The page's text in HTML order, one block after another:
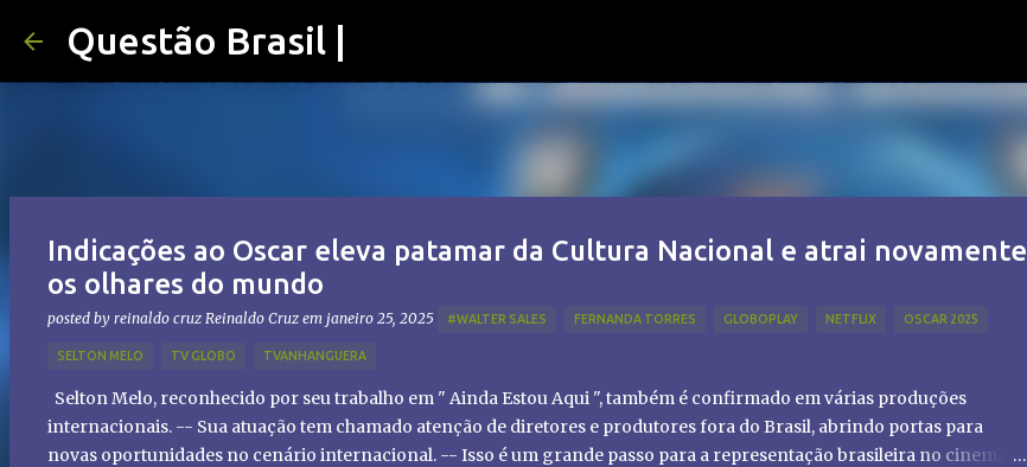
Questão Brasil |
Indicações ao Oscar eleva patamar da Cultura Nacional e atrai novamente
os olhares do mundo
posted by reinaldo cruz Reinaldo Cruz em janeiro 25, 2025 #WALTER SALES FERNANDA TORRES GLOBOPLAY NETFLIX OSCAR 2025
SELTON MELO TV GLOBO TVANHANGUERA
Selton Melo, reconhecido por seu trabalho em " Ainda Estou Aqui ", também é confirmado em várias produções
internacionais. -- Sua atuação tem chamado atenção de diretores e produtores fora do Brasil, abrindo portas para
novas oportunidades no cenário internacional. -- Isso é um grande passo para a representação brasileira no cinema